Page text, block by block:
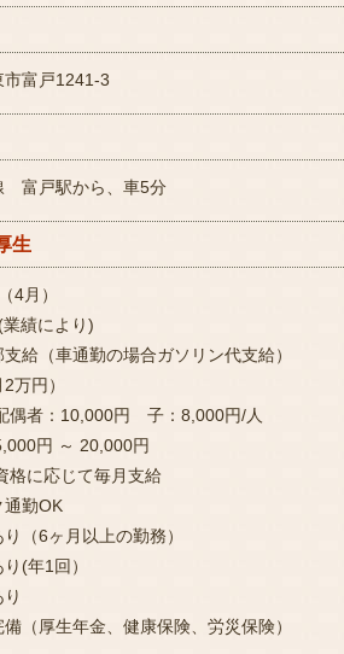
市富戸1241-3
富戸駅から、車5分
生
4月）
績により)
給（車通勤の場合ガソリン代支給）
万円）
偶者：10,000円 子：8,000円/人
円 ～ 20,000円
格に応じて毎月支給
通勤OK
（6ヶ月以上の勤務）
(年1回）
（厚生年金、健康保険、労災保険）